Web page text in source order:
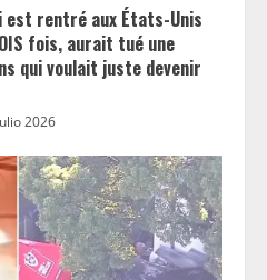
est rentré aux États-Unis
fois, aurait tué une
qui voulait juste devenir
2026